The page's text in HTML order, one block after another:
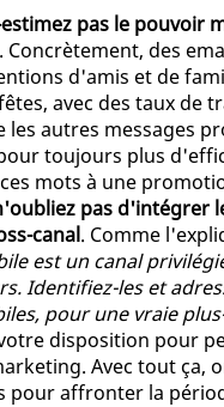
pas le pouvoir
. Concrètement, des
d'amis et de
avec des taux de
les autres messages
toujours plus
mots à une
pas d'intégrer
canal. Comme
est un canal
Identifiez-les et
pour une vraie
disposition pour
Avec tout ça,
pour affronter la